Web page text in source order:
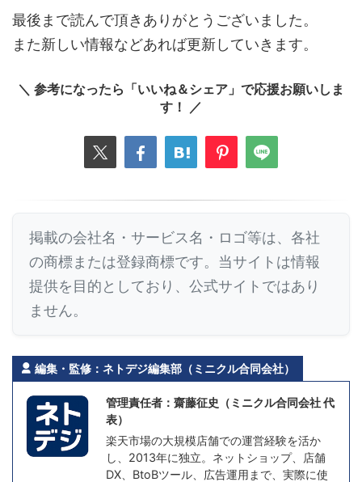
最後まで読んで頂きありがとうございました。
また新しい情報などあれば更新していきます。
＼ 参考になったら「いいね＆シェア」で応援お願いしま
す！ ／
掲載の会社名・サービス名・ロゴ等は、各社
の商標または登録商標です。当サイトは情報
提供を目的としており、公式サイトではあり
ません。
編集・監修：ネトデジ編集部（ミニクル合同会社）
管理責任者：齋藤征史（ミニクル合同会社 代
表）
楽天市場の大規模店舗での運営経験を活か
し、2013年に独立。ネットショップ、店舗
DX、BtoBツール、広告運用まで、実際に使